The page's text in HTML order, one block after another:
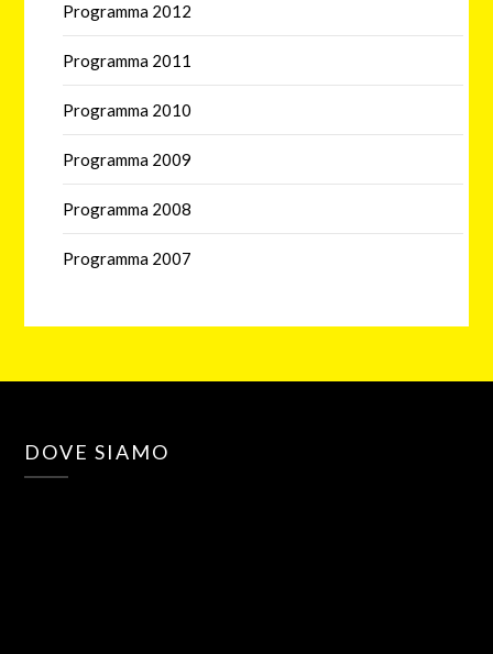
Programma 2012
Programma 2011
Programma 2010
Programma 2009
Programma 2008
Programma 2007
DOVE SIAMO